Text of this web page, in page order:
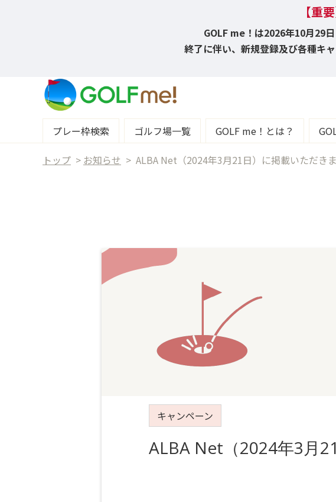
【重
GOLF me！は2026年10月29
終了に伴い、新規登録及び各種キ
プレー枠検索 ゴルフ場一覧 GOLF me！とは？
トップ > お知らせ > ALBA Net（2024年3月21日）に掲載いただきま
キャンペーン
ALBA Net（2024年3月